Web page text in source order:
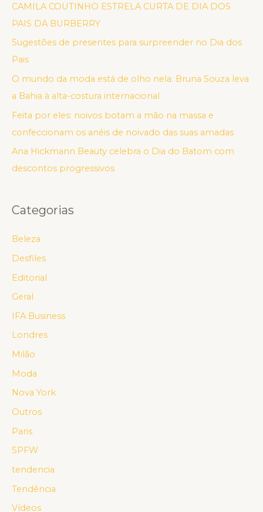
CAMILA COUTINHO ESTRELA CURTA DE DIA DOS
PAIS DA BURBERRY
Sugestões de presentes para surpreender no Dia dos
Pais
O mundo da moda está de olho nela: Bruna Souza leva
a Bahia à alta-costura internacional
Feita por eles: noivos botam a mão na massa e
confeccionam os anéis de noivado das suas amadas
Ana Hickmann Beauty celebra o Dia do Batom com
descontos progressivos
Categorias
Beleza
Desfiles
Editorial
Geral
IFA Business
Londres
Milão
Moda
Nova York
Outros
Paris
SPFW
tendencia
Tendência
Vídeos